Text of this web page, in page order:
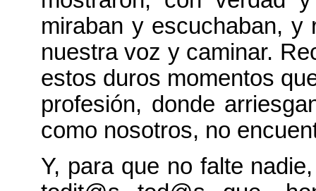
miraban y escuchaban, y
nuestra voz y caminar.
estos duros momentos
profesión, donde
como nosotros, no
Y, para que no falte